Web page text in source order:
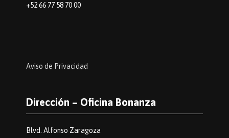
+52 66 77 58 70 00
Aviso de Privacidad
Dirección – Oficina Bonanza
Blvd. Alfonso Zaragoza